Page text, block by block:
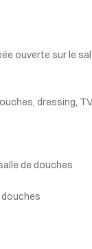
ouverte sur le
dressing,
de douches
douches